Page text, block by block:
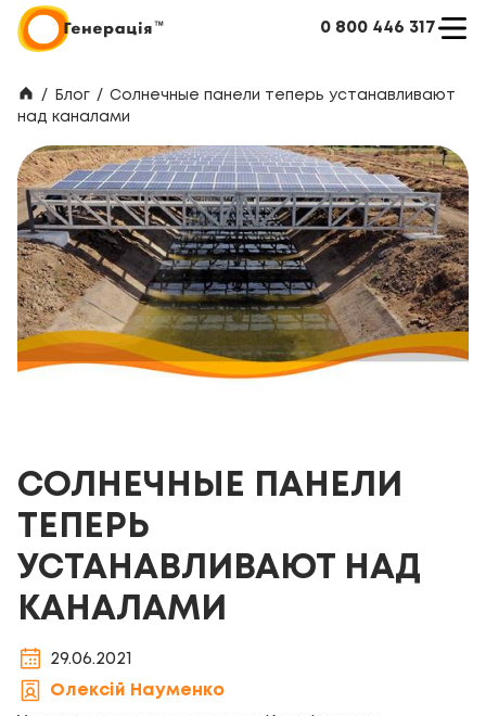
0 800 446 317
/ Блог / Солнечные панели теперь устанавливают
над каналами
СОЛНЕЧНЫЕ ПАНЕЛИ
ТЕПЕРЬ
УСТАНАВЛИВАЮТ НАД
КАНАЛАМИ
29.06.2021
Олексій Науменко